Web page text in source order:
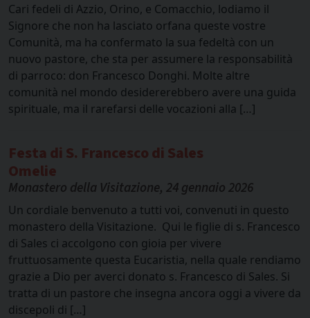
Cari fedeli di Azzio, Orino, e Comacchio, lodiamo il
Signore che non ha lasciato orfana queste vostre
Comunità, ma ha confermato la sua fedeltà con un
nuovo pastore, che sta per assumere la responsabilità
di parroco: don Francesco Donghi. Molte altre
comunità nel mondo desidererebbero avere una guida
spirituale, ma il rarefarsi delle vocazioni alla […]
Festa di S. Francesco di Sales
Omelie
Monastero della Visitazione, 24 gennaio 2026
Un cordiale benvenuto a tutti voi, convenuti in questo
monastero della Visitazione. Qui le figlie di s. Francesco
di Sales ci accolgono con gioia per vivere
fruttuosamente questa Eucaristia, nella quale rendiamo
grazie a Dio per averci donato s. Francesco di Sales. Si
tratta di un pastore che insegna ancora oggi a vivere da
discepoli di […]